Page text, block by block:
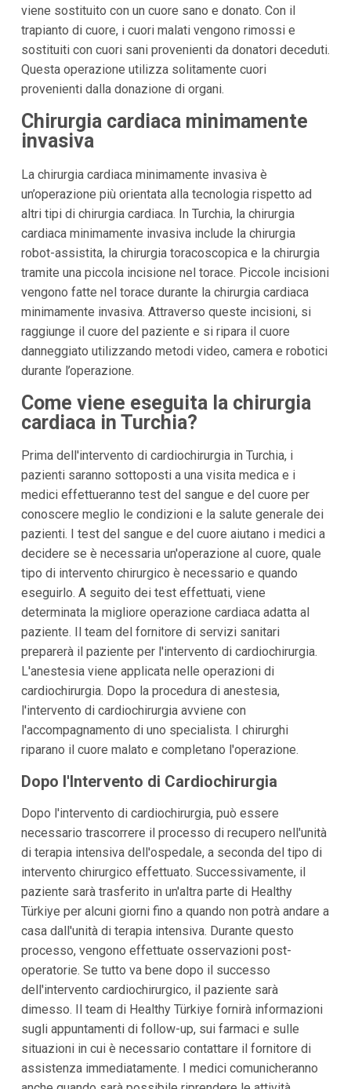
viene sostituito con un cuore sano e donato. Con il
trapianto di cuore, i cuori malati vengono rimossi e
sostituiti con cuori sani provenienti da donatori deceduti.
Questa operazione utilizza solitamente cuori
provenienti dalla donazione di organi.
Chirurgia cardiaca minimamente
invasiva
La chirurgia cardiaca minimamente invasiva è
un’operazione più orientata alla tecnologia rispetto ad
altri tipi di chirurgia cardiaca. In Turchia, la chirurgia
cardiaca minimamente invasiva include la chirurgia
robot-assistita, la chirurgia toracoscopica e la chirurgia
tramite una piccola incisione nel torace. Piccole incisioni
vengono fatte nel torace durante la chirurgia cardiaca
minimamente invasiva. Attraverso queste incisioni, si
raggiunge il cuore del paziente e si ripara il cuore
danneggiato utilizzando metodi video, camera e robotici
durante l’operazione.
Come viene eseguita la chirurgia
cardiaca in Turchia?
Prima dell'intervento di cardiochirurgia in Turchia, i
pazienti saranno sottoposti a una visita medica e i
medici effettueranno test del sangue e del cuore per
conoscere meglio le condizioni e la salute generale dei
pazienti. I test del sangue e del cuore aiutano i medici a
decidere se è necessaria un'operazione al cuore, quale
tipo di intervento chirurgico è necessario e quando
eseguirlo. A seguito dei test effettuati, viene
determinata la migliore operazione cardiaca adatta al
paziente. Il team del fornitore di servizi sanitari
preparerà il paziente per l'intervento di cardiochirurgia.
L'anestesia viene applicata nelle operazioni di
cardiochirurgia. Dopo la procedura di anestesia,
l'intervento di cardiochirurgia avviene con
l'accompagnamento di uno specialista. I chirurghi
riparano il cuore malato e completano l'operazione.
Dopo l'Intervento di Cardiochirurgia
Dopo l'intervento di cardiochirurgia, può essere
necessario trascorrere il processo di recupero nell'unità
di terapia intensiva dell'ospedale, a seconda del tipo di
intervento chirurgico effettuato. Successivamente, il
paziente sarà trasferito in un'altra parte di Healthy
Türkiye per alcuni giorni fino a quando non potrà andare a
casa dall'unità di terapia intensiva. Durante questo
processo, vengono effettuate osservazioni post-
operatorie. Se tutto va bene dopo il successo
dell'intervento cardiochirurgico, il paziente sarà
dimesso. Il team di Healthy Türkiye fornirà informazioni
sugli appuntamenti di follow-up, sui farmaci e sulle
situazioni in cui è necessario contattare il fornitore di
assistenza immediatamente. I medici comunicheranno